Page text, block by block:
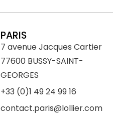
PARIS
7 avenue Jacques Cartier
77600 BUSSY-SAINT-
GEORGES
+33 (0)1 49 24 99 16
contact.paris@lollier.com